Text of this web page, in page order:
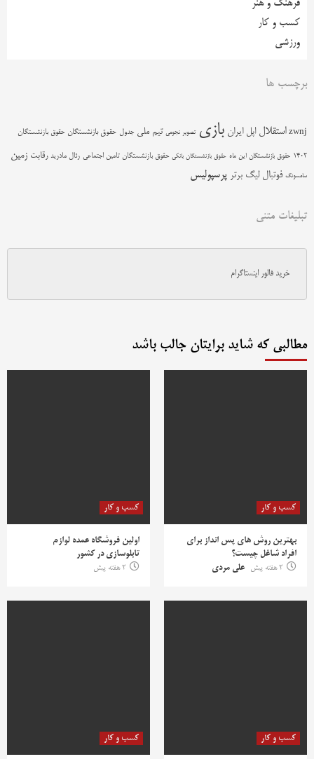
فرهنگ و هنر
کسب و کار
ورزشی
برچسب ها
zwnj استقلال اپل ایران بازی تصویر نجومی تیم ملی جدول حقوق بازنشستگان حقوق بازنشستگان
1402 حقوق بازنشستگان این ماه حقوق بازنشستگان بانکی حقوق بازنشستگان تامین اجتماعی رئال مادرید رقابت زمین
سامسونگ فوتبال لیگ برتر پرسپولیس
تبلیغات متنی
خرید فالور اینستاگرام
مطالبی که شاید برایتان جالب باشد
کسب و کار
بهترین روش‌ های پس‌ انداز برای
افراد شاغل چیست؟
2 هفته پیش
علی مردی
کسب و کار
اولین فروشگاه عمده لوازم
تابلوسازی در کشور
2 هفته پیش
کسب و کار کسب و کار